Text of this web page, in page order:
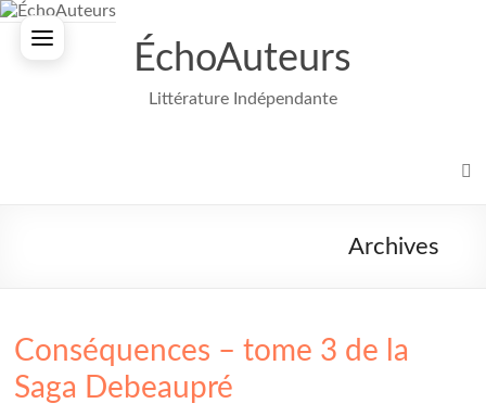
Aller
ÉchoAuteurs
Littérature Indépendante
Archives
Conséquences – tome 3 de la
Saga Debeaupré